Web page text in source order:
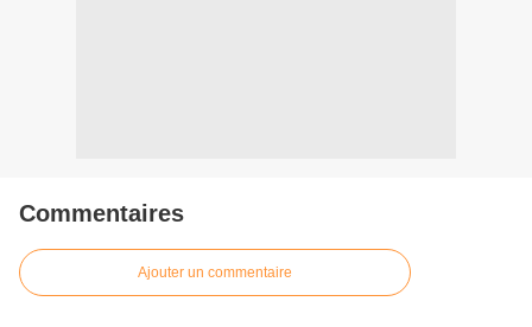
Commentaires
Ajouter un commentaire